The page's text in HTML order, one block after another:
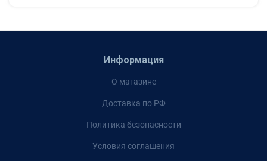
Информация
О магазине
Доставка по РФ
Политика безопасности
Условия соглашения